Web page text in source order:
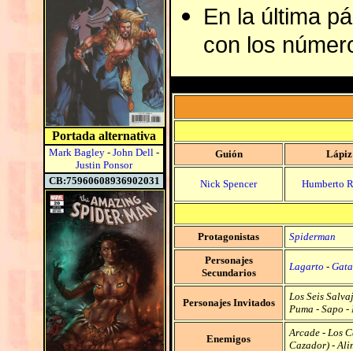
Portada alternativa
Mark Bagley - John Dell -
Justin Ponsor
CB:75960608936902031
En la última
con los
Guión Lápiz
Nick Spencer Humberto
Protagonistas
Spiderman
Personajes
Secundarios
Lagarto -
Personajes Invitados
Los Seis
Puma - Sapo -
Enemigos
Arcade - Los
Cazador) -